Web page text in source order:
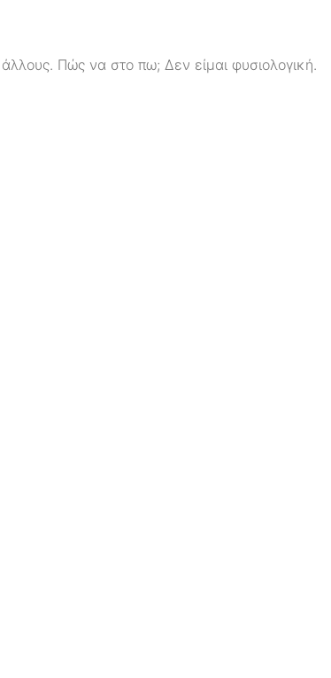
Πώς να στο πω; Δεν είμαι φυσιολογική.